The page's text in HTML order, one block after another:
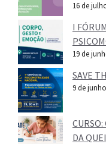
16 de
I
19 de
SAVE
9 de
DA